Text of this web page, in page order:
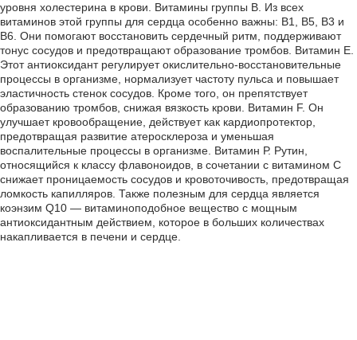
уровня холестерина в крови. Витамины группы В. Из всех
витаминов этой группы для сердца особенно важны: В1, В5, В3 и
В6. Они помогают восстановить сердечный ритм, поддерживают
тонус сосудов и предотвращают образование тромбов. Витамин Е.
Этот антиоксидант регулирует окислительно-восстановительные
процессы в организме, нормализует частоту пульса и повышает
эластичность стенок сосудов. Кроме того, он препятствует
образованию тромбов, снижая вязкость крови. Витамин F. Он
улучшает кровообращение, действует как кардиопротектор,
предотвращая развитие атеросклероза и уменьшая
воспалительные процессы в организме. Витамин Р. Рутин,
относящийся к классу флавоноидов, в сочетании с витамином С
снижает проницаемость сосудов и кровоточивость, предотвращая
ломкость капилляров. Также полезным для сердца является
коэнзим Q10 — витаминоподобное вещество с мощным
антиоксидантным действием, которое в больших количествах
накапливается в печени и сердце.